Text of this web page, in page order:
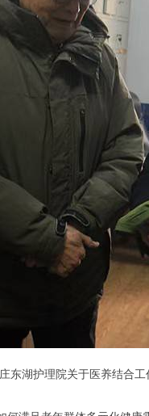
湖护理院关于医养结合工